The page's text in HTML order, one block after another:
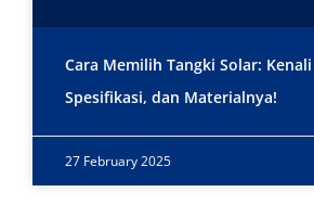
Cara Memilih Tangki Solar: Kenali
Spesifikasi, dan Materialnya!
27 February 2025